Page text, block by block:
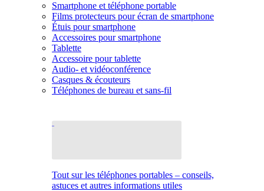
Smartphone et téléphone portable
Films protecteurs pour écran de smartphone
Étuis pour smartphone
Accessoires pour smartphone
Tablette
Accessoire pour tablette
Audio- et vidéoconférence
Casques & écouteurs
Téléphones de bureau et sans-fil
Tout sur les téléphones portables – conseils,
astuces et autres informations utiles